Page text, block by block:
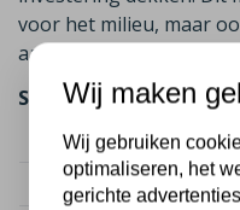
voor het milieu, maar
aantrekkelijk.
Spouwmuurisolatie
Kostenindicatie
Subsidie (2 maatregelen)
Wij maken
Wij gebruiken
optimaliseren, het
gerichte